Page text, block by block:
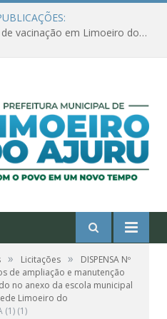
Amanhã começa nova etapa de vacinação em Limoeiro do Ajuru para idosos com 65 ou mais
» Licitações »
DISPENSA Nº
de ampliação e manutenção
no anexo da escola municipal
Limoeiro do
(1) (1)